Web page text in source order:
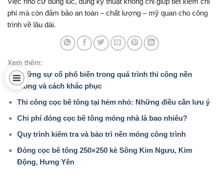
phí mà còn đảm bảo an toàn – chất lượng – mỹ quan cho công
trình về lâu dài.
Xem thêm:
Những sự cố phổ biến trong quá trình thi công nền
móng và cách khắc phục
Thi công cọc bê tông tại hẻm nhỏ: Những điều cần lưu ý
Chi phí đóng cọc bê tông móng nhà là bao nhiêu?
Quy trình kiểm tra và bảo trì nền móng công trình
Đóng cọc bê tông 250×250 kè Sông Kim Ngưu, Kim
Động, Hưng Yên